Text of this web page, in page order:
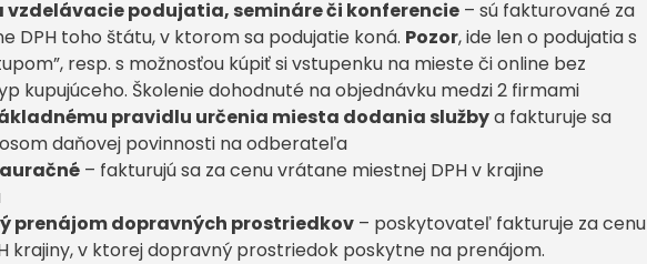
vzdelávacie podujatia, semináre či konferencie – sú fakturované za
DPH toho štátu, v ktorom sa podujatie koná. Pozor, ide len o podujatia s
resp. s možnosťou kúpiť si vstupenku na mieste či online bez
kupujúceho. Školenie dohodnuté na objednávku medzi 2 firmami
pravidlu určenia miesta dodania službya fakturuje sa
daňovej povinnosti na odberateľa
– fakturujú sa za cenu vrátane miestnej DPH v krajine
prenájom dopravných prostriedkov – poskytovateľ fakturuje za cenu
krajiny, v ktorej dopravný prostriedok poskytne na prenájom.